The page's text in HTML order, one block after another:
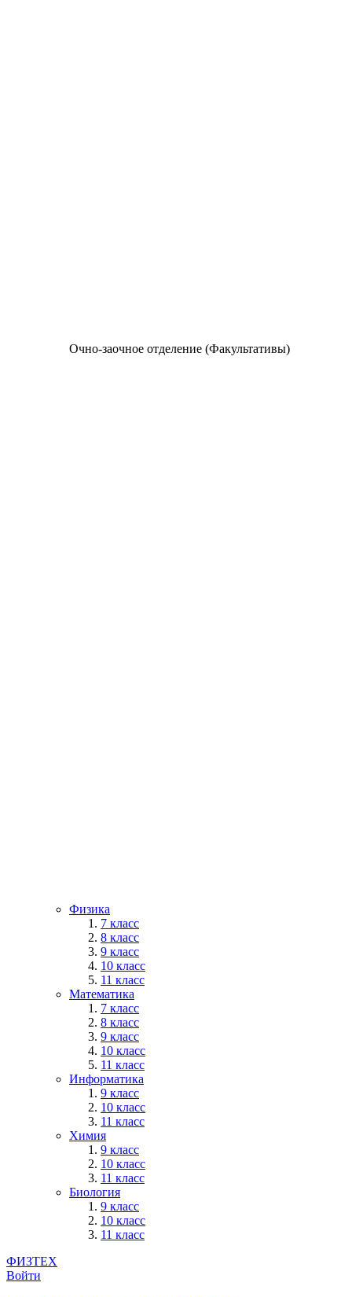
Очно-заочное отделение (Факультативы)
Физика
7 класс
8 класс
9 класс
10 класс
11 класс
Математика
7 класс
8 класс
9 класс
10 класс
11 класс
Информатика
9 класс
10 класс
11 класс
Химия
9 класс
10 класс
11 класс
Биология
9 класс
10 класс
11 класс
ФИЗТЕХ
Войти